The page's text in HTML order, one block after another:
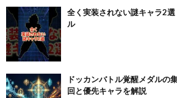
全く実装されない謎キャラ2
ル
ドッカンバトル覚醒メダルの
回と優先キャラを解説